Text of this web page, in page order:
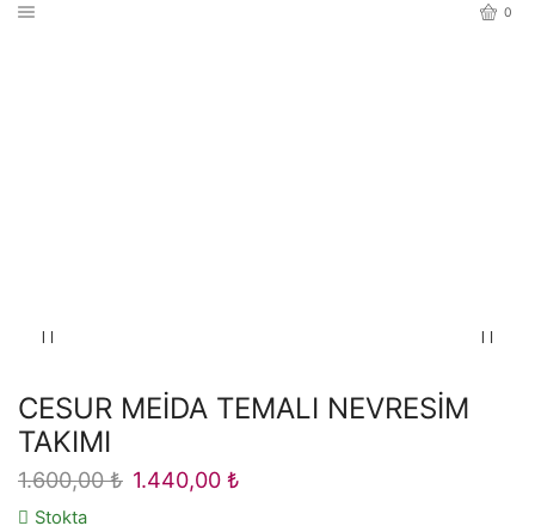
0
CESUR MEİDA TEMALI NEVRESİM
TAKIMI
1.600,00₺ Orijinal
1.440,00 ₺
Stokta